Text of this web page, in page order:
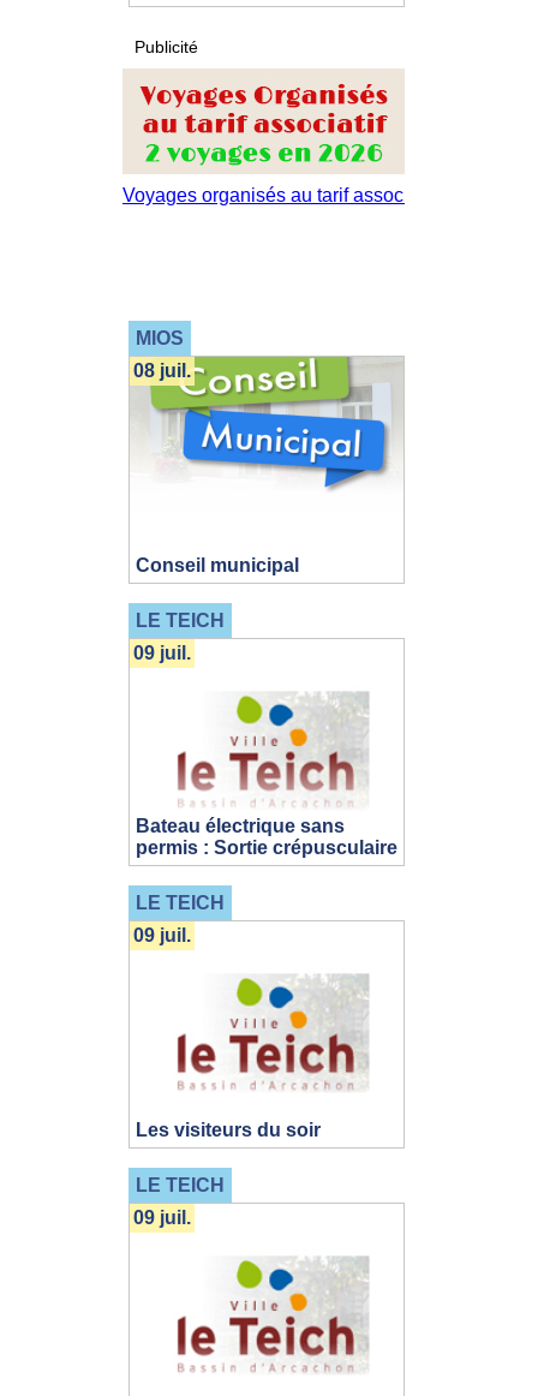
Publicité
MIOS
Conseil municipal
08 juil.
LE TEICH
Bateau électrique sans
permis : Sortie crépusculaire
09 juil.
LE TEICH
Les visiteurs du soir
09 juil.
LE TEICH
09 juil.